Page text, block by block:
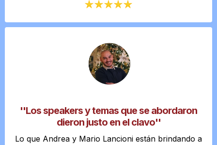
''Los speakers y temas que se abordaron
dieron justo en el clavo''
Lo que Andrea y Mario Lancioni están brindando a